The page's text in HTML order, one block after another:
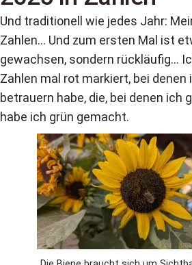
Und traditionell wie jedes Jahr:
Zahlen… Und zum ersten Mal ist
gewachsen, sondern rückläufig…
Zahlen mal rot markiert, bei denen
betrauern habe, die, bei denen ich
habe ich grün gemacht.